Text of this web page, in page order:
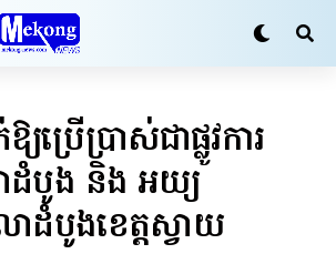
ប្រើប្រាស់ជាផ្លូវការ
ដំបូង និង អយ្យ
ដំបូងខេត្តស្វាយ